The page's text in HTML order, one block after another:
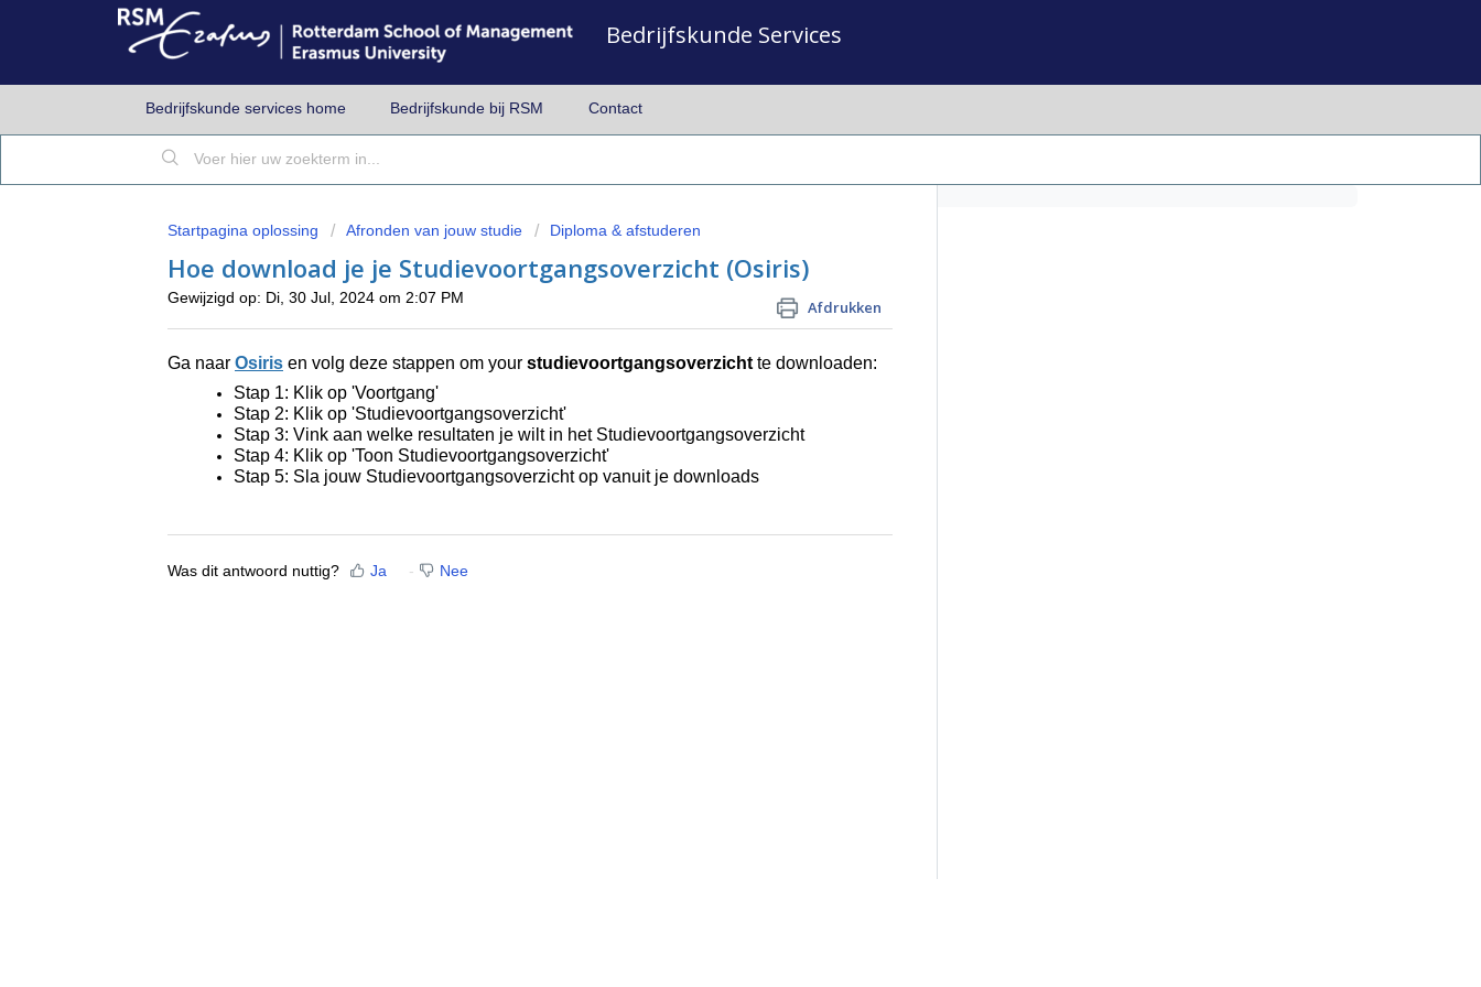
Bedrijfskunde Services
Bedrijfskunde services home Bedrijfskunde bij RSM Contact
Startpagina oplossing Afronden van jouw studie Diploma & afstuderen
Hoe download je je Studievoortgangsoverzicht (Osiris)
Afdrukken
Gewijzigd op: Di, 30 Jul, 2024 om 2:07 PM
Ga naar Osiris en volg deze stappen om your studievoortgangsoverzicht te downloaden:
Stap 1: Klik op 'Voortgang'
Stap 2: Klik op 'Studievoortgangsoverzicht'
Stap 3: Vink aan welke resultaten je wilt in het Studievoortgangsoverzicht
Stap 4: Klik op 'Toon Studievoortgangsoverzicht'
Stap 5: Sla jouw Studievoortgangsoverzicht op vanuit je downloads
Was dit antwoord nuttig? Ja Nee